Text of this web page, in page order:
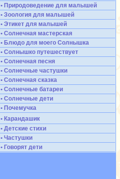
• Природоведение для малышей
• Зоология для малышей
• Этикет для малышей
• Солнечная мастерская
• Блюдо для моего Солнышка
• Солнышко путешествует
• Солнечная песня
• Солнечные частушки
• Солнечная сказка
• Солнечные батареи
• Солнечные дети
• Почемучка
• Карандашик
• Детские стихи
• Частушки
• Говорят дети